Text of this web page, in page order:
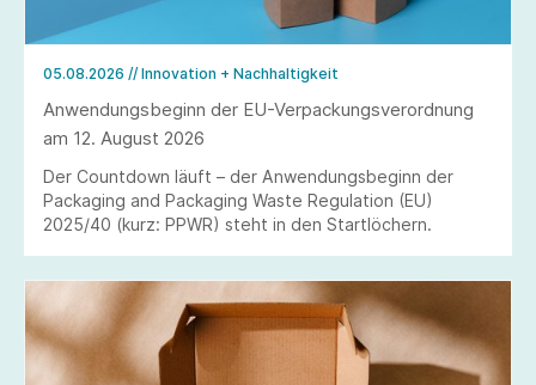
05.08.2026 // Innovation + Nachhaltigkeit
Anwendungsbeginn der EU-Verpackungsverordnung
am 12. August 2026
Der Countdown läuft – der Anwendungsbeginn der
Packaging and Packaging Waste Regulation (EU)
2025/40 (kurz: PPWR) steht in den Startlöchern.